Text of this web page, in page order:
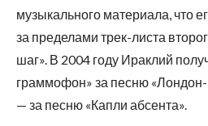
музыкального материала, что
за пределами трек-листа
шаг». В 2004 году Ираклий
граммофон» за песню
— за песню «Капли абсента».